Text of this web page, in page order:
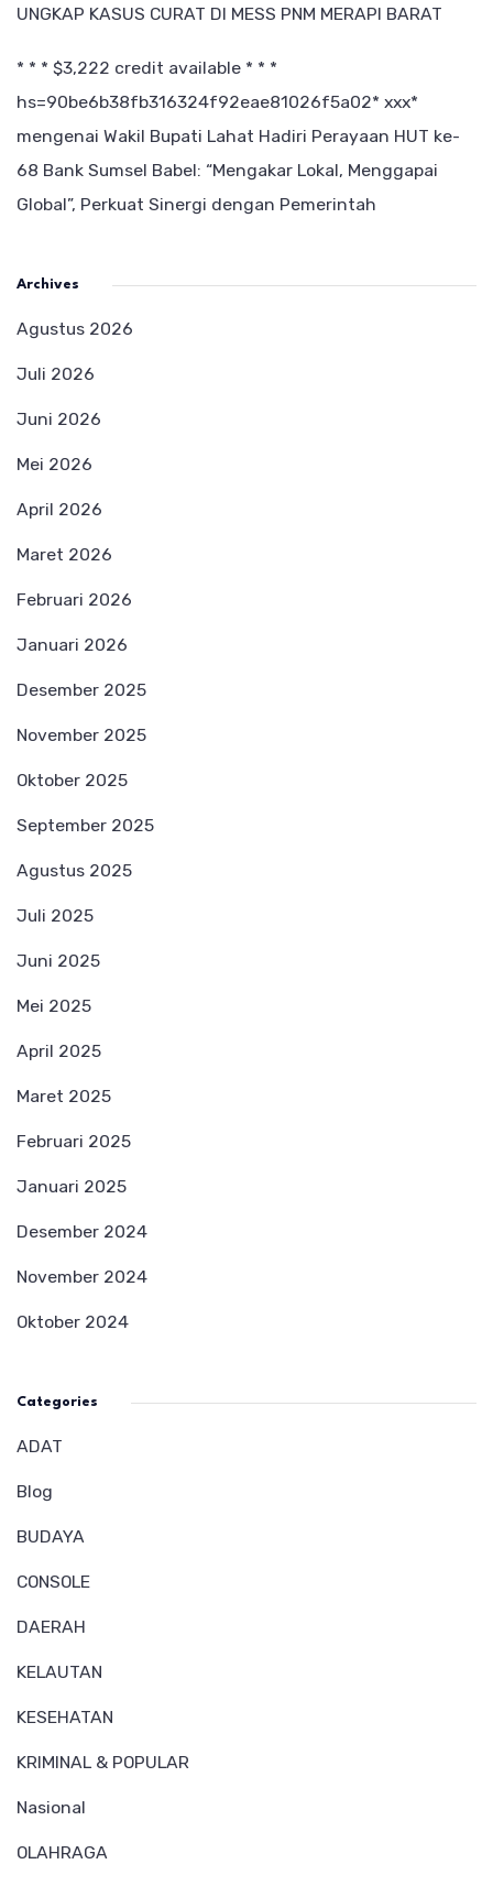
UNGKAP KASUS CURAT DI MESS PNM MERAPI BARAT
* * * $3,222 credit available * * *
hs=90be6b38fb316324f92eae81026f5a02* ххх*
mengenai Wakil Bupati Lahat Hadiri Perayaan HUT ke-
68 Bank Sumsel Babel: “Mengakar Lokal, Menggapai
Global”, Perkuat Sinergi dengan Pemerintah
Archives
Agustus 2026
Juli 2026
Juni 2026
Mei 2026
April 2026
Maret 2026
Februari 2026
Januari 2026
Desember 2025
November 2025
Oktober 2025
September 2025
Agustus 2025
Juli 2025
Juni 2025
Mei 2025
April 2025
Maret 2025
Februari 2025
Januari 2025
Desember 2024
November 2024
Oktober 2024
Categories
ADAT
Blog
BUDAYA
CONSOLE
DAERAH
KELAUTAN
KESEHATAN
KRIMINAL & POPULAR
Nasional
OLAHRAGA